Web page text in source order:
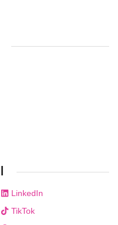
LinkedIn
TikTok